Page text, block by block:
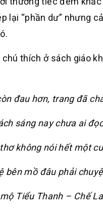
lại “phần dư” nhưng
thích ở sách giáo
đau hơn, trang đã
sáng nay chưa ai
không nói hết một
bên mồ đâu phải
Tiểu Thanh – Chế